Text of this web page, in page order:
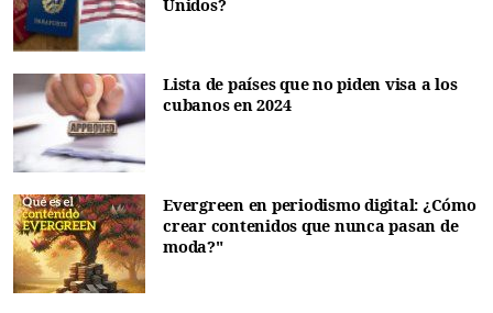
Unidos?
Lista de países que no piden visa a los
cubanos en 2024
Evergreen en periodismo digital: ¿Cómo
crear contenidos que nunca pasan de
moda?"